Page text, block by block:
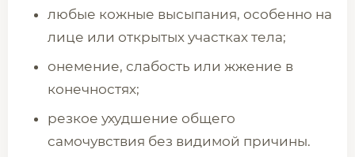
любые кожные высыпания, особенно на
лице или открытых участках тела;
онемение, слабость или жжение в
конечностях;
резкое ухудшение общего
самочувствия без видимой причины.